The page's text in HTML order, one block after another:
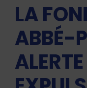
LA
ABBÉ-